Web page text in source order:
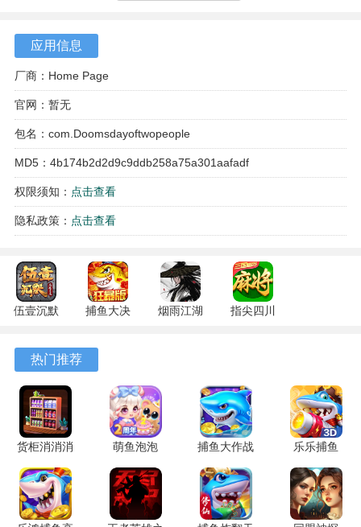
游戏特色
向情节发展的分歧，最终解锁差异显著的结局。
2、情感表达集中于兄弟之间的羁绊，通过大量日常细节与危
3、互动环节被设计得极为轻度，例如点击查看物品或进行简
单的环境交互，这些操作加深沉浸感而非提供玩法挑战。
游戏优势
1、文本质量较高，对话内容贴合角色性格与处境，能够有效
地传递出焦虑、依赖、牺牲等复杂情绪，避免说教感。
2、多结局设定并非流于形式，每个结局都对故事主题有独立
应用信息
厂商：Home Page
官网：暂无
包名：com.Doomsdayoftwopeople
MD5：4b174b2d2d9c9ddb258a75a301aafadf
权限须知： 点击查看
隐私政策： 点击查看
伍壹沉默
安卓版
捕鱼大决
122.7.291
烟雨江湖
指尖四川
热门推荐
货柜消消消
1.0.2 安卓
版
萌鱼泡泡
3.4.1.6 安
卓版
捕鱼大作战
1.5112 手
机版
乐乐捕鱼
9.2 安卓版